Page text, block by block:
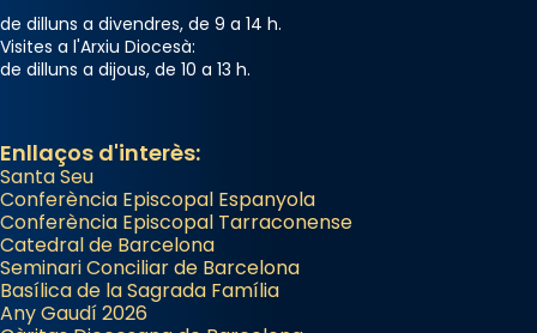
Jaume, fill de Zebedeu, és juntament amb el
seu germà Joan i Pere un dels que
acompanyava més de prop Jesús.
apòstol màrtir, decapitat a Jerusalem per
Herodes Agripa (vers l'any 44).
Patró de Galícia, després de les invasions
musulmanes fou venerat com a patró dels
Regnes castellans i més tard de tota
Espanya.
de dilluns a divendres, de 9 a 14 h.
Visites a l'Arxiu Diocesà:
de dilluns a dijous, de 10 a 13 h.
Enllaços d'interès:
Santa Seu
Conferència Episcopal Espanyola
Conferència Episcopal Tarraconense
Catedral de Barcelona
Seminari Conciliar de Barcelona
Basílica de la Sagrada Família
Any Gaudí 2026